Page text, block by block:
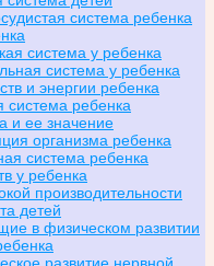
система ребенка
система у ребенка
система у ребенка
и энергии ребенка
система ребенка
и ее значение
организма ребенка
система ребенка
у ребенка
производительности
детей
в физическом развитии